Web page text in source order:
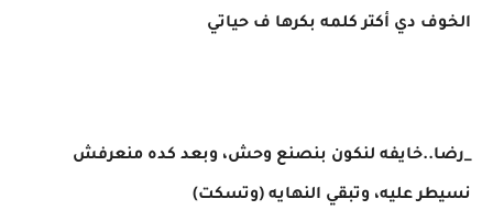
الخوف دي أكتر كلمه بكرها ف حياتي
_رضا..خايفه لنكون بنصنع وحش، وبعد كده منعرفش
نسيطر عليه، وتبقي النهايه (وتسكت)